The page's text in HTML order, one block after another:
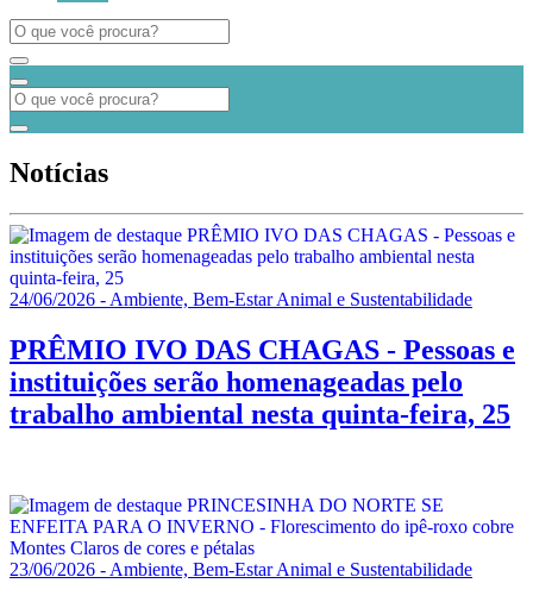
Notícias
24/06/2026 - Ambiente, Bem-Estar Animal e Sustentabilidade
PRÊMIO IVO DAS CHAGAS - Pessoas e
instituições serão homenageadas pelo
trabalho ambiental nesta quinta-feira, 25
23/06/2026 - Ambiente, Bem-Estar Animal e Sustentabilidade